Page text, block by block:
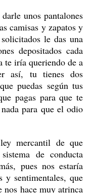
unos pantalones
camisas y zapatos y
le das una
depositados cada
te iría queriendo de a
así, tu tienes dos
puedas según tus
pagas para que te
para que el odio
mercantil de que
de conducta
pues nos estaría
y sentimentales, que
nos hace muy atrinca